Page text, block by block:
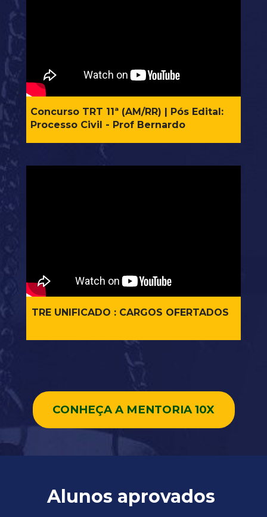
Concurso TRT 11ª (AM/RR) | Pós Edital:
Processo Civil - Prof Bernardo
TRE UNIFICADO : CARGOS OFERTADOS
CONHEÇA A MENTORIA 10X
Alunos aprovados